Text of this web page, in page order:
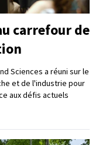
carrefour de
Sciences a réuni sur le
et de l'industrie pour
aux défis actuels